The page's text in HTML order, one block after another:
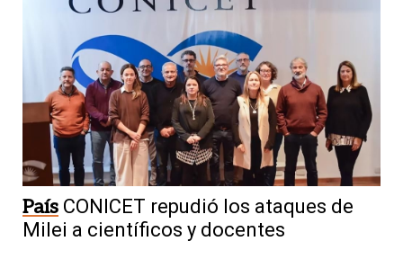
País CONICET repudió los ataques de
Milei a científicos y docentes